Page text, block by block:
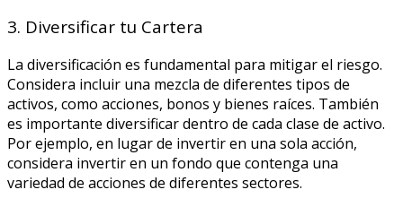
3. Diversificar tu Cartera
La diversificación es fundamental para mitigar el riesgo.
Considera incluir una mezcla de diferentes tipos de
activos, como acciones, bonos y bienes raíces. También
es importante diversificar dentro de cada clase de activo.
Por ejemplo, en lugar de invertir en una sola acción,
considera invertir en un fondo que contenga una
variedad de acciones de diferentes sectores.